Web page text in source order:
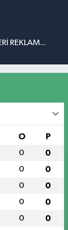
REKLAM...
O P
0 0
0 0
0 0
0 0
0 0